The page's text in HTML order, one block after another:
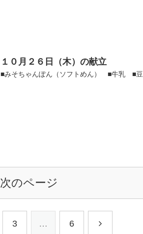
１０月２６日（木）の献立
■みそちゃんぽん（ソフトめん） ■牛乳 ■
次のページ
3 … 6